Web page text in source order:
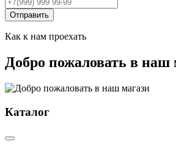
Отправить
Как к нам проехать
Добро пожаловать в наш
Каталог